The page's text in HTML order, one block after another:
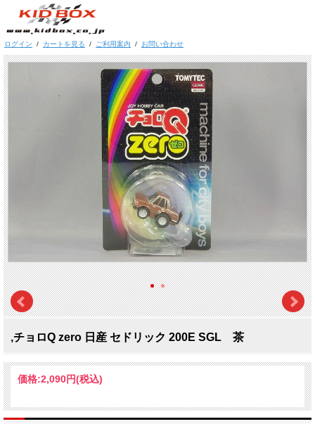
ログイン / カートを見る / ご利用案内 / お問い合わせ
,チョロQ zero 日産 セドリック 200E SGL 茶
価格:2,090円(税込)